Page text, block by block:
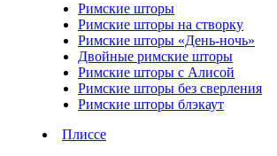
Римские шторы
Римские шторы на створку
Римские шторы «День-ночь»
Двойные римские шторы
Римские шторы с Алисой
Римские шторы без сверления
Римские шторы блэкаут
Плиссе